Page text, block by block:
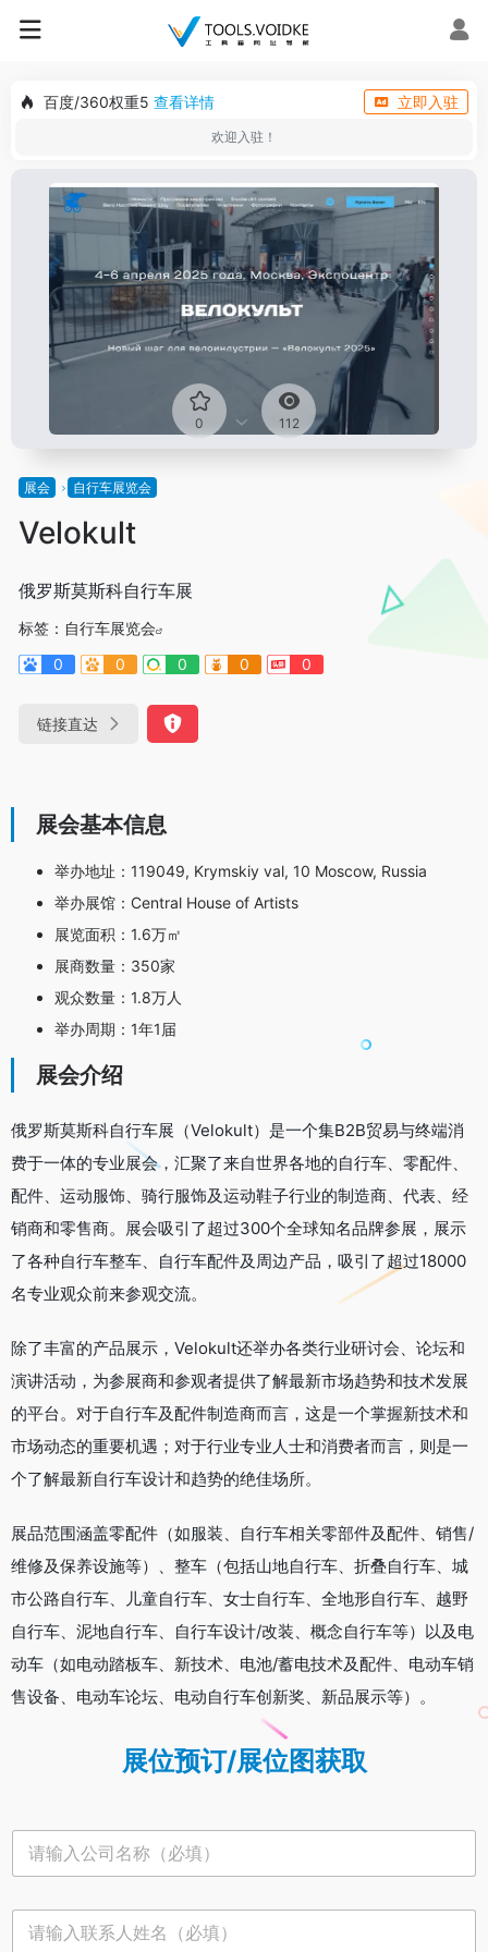
百度/360权重5 查看详情 立即入驻
欢迎入驻！
0 112
展会 自行车展览会
Velokult
俄罗斯莫斯科自行车展
标签： 自行车展览会
0
0 0 0 0
链接直达
展会基本信息
举办地址：119049, Krymskiy val, 10 Moscow, Russia
举办展馆：Central House of Artists
展览面积：1.6万㎡
展商数量：350家
观众数量：1.8万人
举办周期：1年1届
展会介绍
俄罗斯莫斯科自行车展（Velokult）是一个集B2B贸易与终端消
费于一体的专业展会，汇聚了来自世界各地的自行车、零配件、
配件、运动服饰、骑行服饰及运动鞋子行业的制造商、代表、经
销商和零售商。展会吸引了超过300个全球知名品牌参展，展示
了各种自行车整车、自行车配件及周边产品，吸引了超过18000
名专业观众前来参观交流。
除了丰富的产品展示，Velokult还举办各类行业研讨会、论坛和
演讲活动，为参展商和参观者提供了解最新市场趋势和技术发展
的平台。对于自行车及配件制造商而言，这是一个掌握新技术和
市场动态的重要机遇；对于行业专业人士和消费者而言，则是一
个了解最新自行车设计和趋势的绝佳场所。
展品范围涵盖零配件（如服装、自行车相关零部件及配件、销售/
维修及保养设施等）、整车（包括山地自行车、折叠自行车、城
市公路自行车、儿童自行车、女士自行车、全地形自行车、越野
自行车、泥地自行车、自行车设计/改装、概念自行车等）以及电
动车（如电动踏板车、新技术、电池/蓄电技术及配件、电动车销
售设备、电动车论坛、电动自行车创新奖、新品展示等）。
展位预订/展位图获取